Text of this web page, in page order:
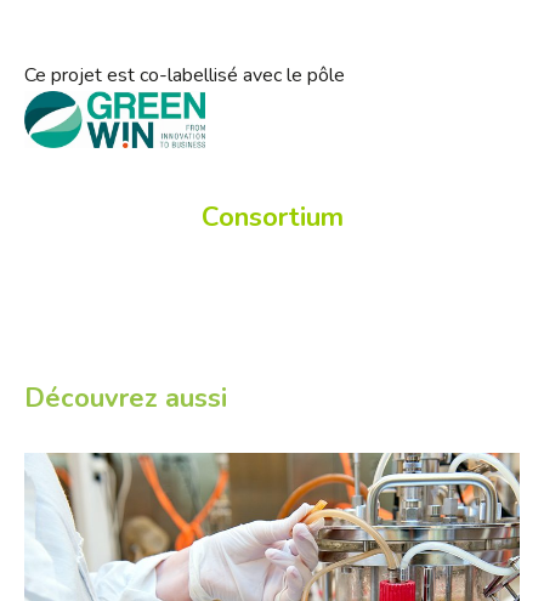
Ce projet est co-labellisé avec le pôle
Consortium
Découvrez aussi